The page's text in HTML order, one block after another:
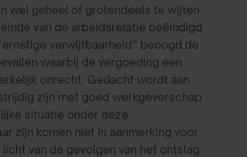
wel geheel of grotendeels te wijten
van de arbeidsrelatie beëindigd
verwijtbaarheid” beoogd de
waarbij de vergoeding een
onrecht. Gedacht wordt aan
zijn met goed werkgeverschap
situatie onder deze
zijn komen niet in aanmerking voor
van de gevolgen van het ontslag